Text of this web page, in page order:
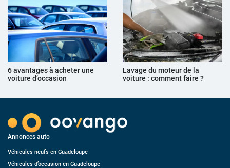
6 avantages à acheter une
voiture d’occasion
Lavage du moteur de la
voiture : comment faire ?
Annonces auto
Véhicules neufs en Guadeloupe
Véhicules d’occasion en Guadeloupe